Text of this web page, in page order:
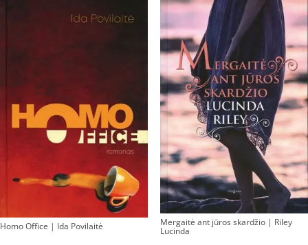
Homo Office | Ida Povilaitė Mergaitė ant jūros skardžio | Riley
Lucinda